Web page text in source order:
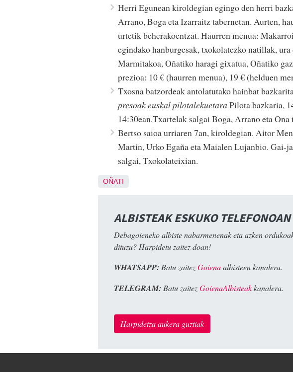
Herri Egunean kiroldegian egingo den herri
Arrano, Boga eta Izarraitz tabernetan. Aurten,
urtetik beherakoentzat. Haurren menua:
egindako hanburgesak, txokolatezko natillak,
Marmitakoa, Oñatiko haragi gixatua, Oñatiko
prezioa: 10 € (haurren menua), 19 € (helduen
Txosna batzordeak antolatutako hainbat
presoak euskal pilotalekuetara Pilota bazkaria,
14:30ean.Txartelak salgai Boga, Arrano eta Ona
Bertso saioa urriaren 7an, kiroldegian. Aitor
Martin, Urko Egaña eta Maialen Lujanbio. Gai-
salgai, Txokolateixian.
OÑATI
ALBISTEAK ESKUKO TELEFONOAN
Debagoieneko albiste nabarmenenak eta azken
dituzu? Harpidetu zaitez doan!
WHATSAPP: Batu zaitezGoienaalbisteen kanalera.
TELEGRAM: Batu zaitezGoienaAlbisteakkanalera.
Harpidetza aukera guztiak